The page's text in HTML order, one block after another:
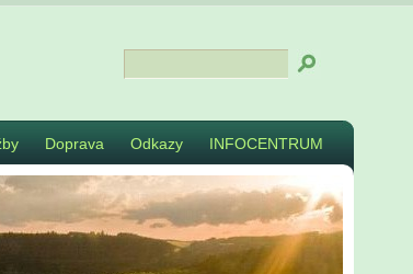
Doprava Odkazy INFOCENTRUM